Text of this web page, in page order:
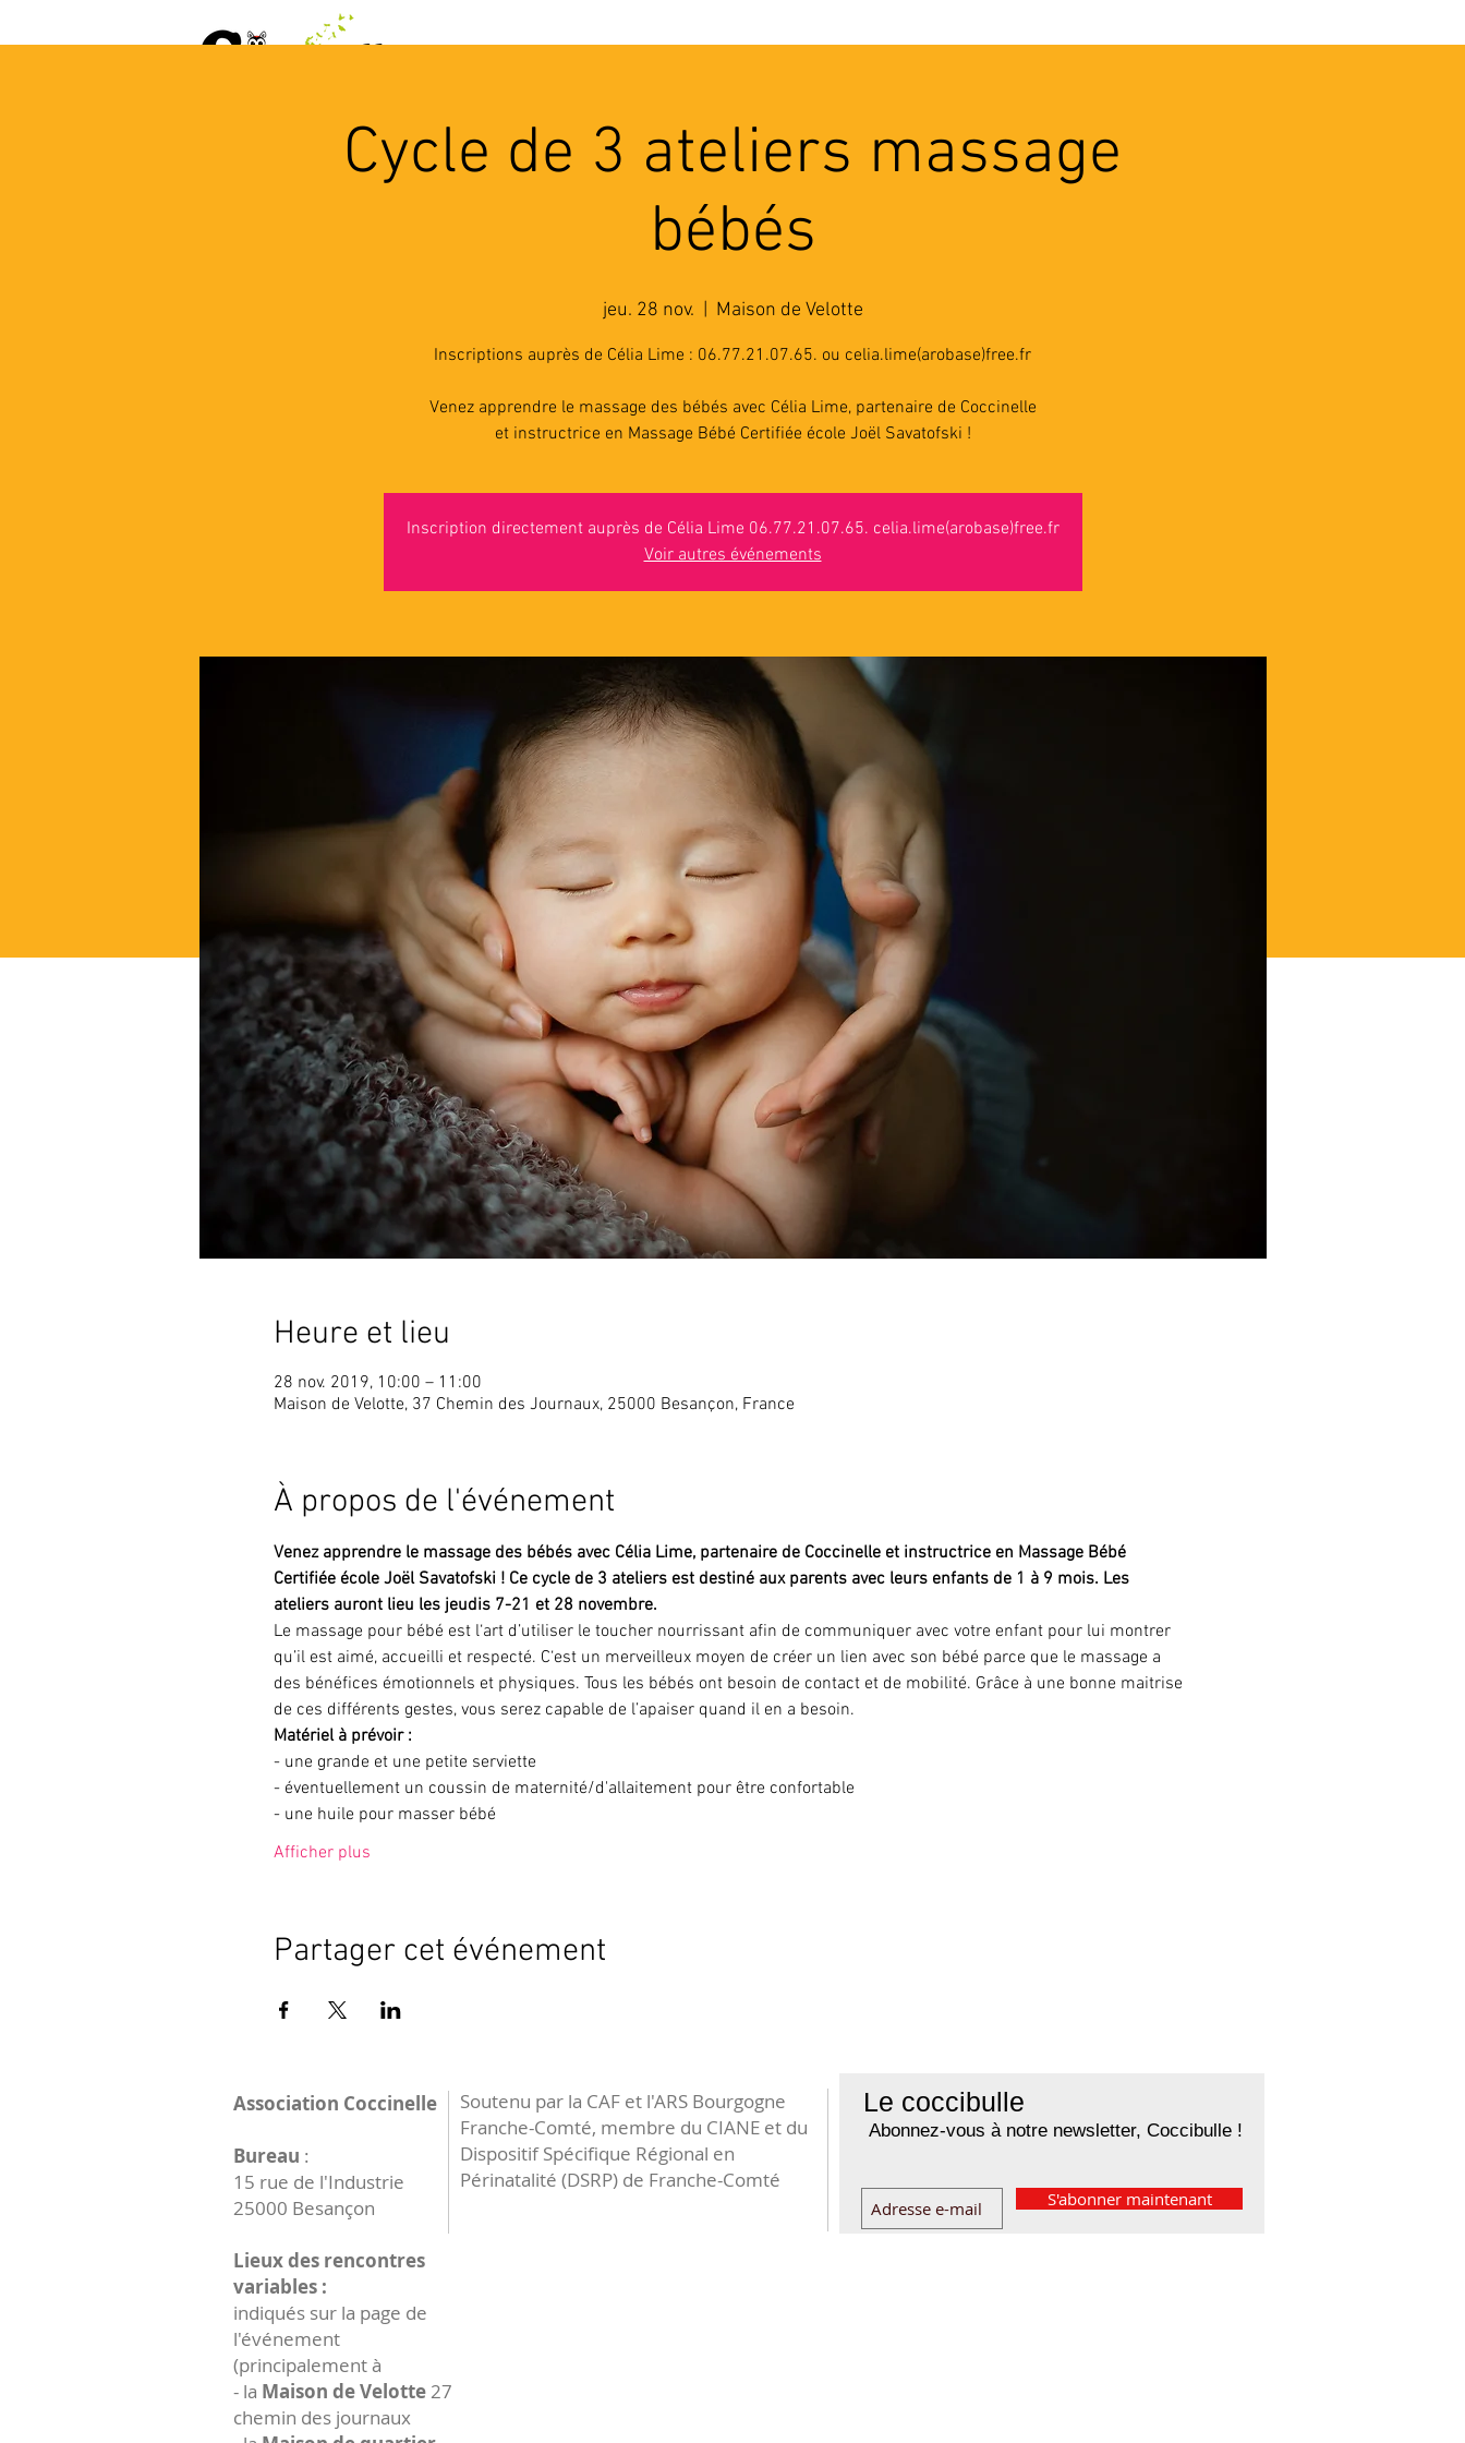
Cycle de 3 ateliers massage
bébés
jeu. 28 nov. Maison de Velotte
Inscriptions auprès de Célia Lime : 06.77.21.07.65. ou celia.lime(arobase)free.fr
Venez apprendre le massage des bébés avec Célia Lime, partenaire de Coccinelle
et instructrice en Massage Bébé Certifiée école Joël Savatofski !
Inscription directement auprès de Célia Lime 06.77.21.07.65. celia.lime(arobase)free.fr
Voir autres événements
Heure et lieu
28 nov. 2019, 10:00 – 11:00
Maison de Velotte, 37 Chemin des Journaux, 25000 Besançon, France
À propos de l'événement
Venez apprendre le massage des bébés avec Célia Lime, partenaire de Coccinelle et instructrice en Massage Bébé
Certifiée école Joël Savatofski ! Ce cycle de 3 ateliers est destiné aux parents avec leurs enfants de 1 à 9 mois. Les
ateliers auront lieu les jeudis 7-21 et 28 novembre.
Le massage pour bébé est l‘art d’utiliser le toucher nourrissant afin de communiquer avec votre enfant pour lui montrer
qu’il est aimé, accueilli et respecté. C‘est un merveilleux moyen de créer un lien avec son bébé parce que le massage a
des bénéfices émotionnels et physiques. Tous les bébés ont besoin de contact et de mobilité. Grâce à une bonne maitrise
de ces différents gestes, vous serez capable de l’apaiser quand il en a besoin.
Matériel à prévoir :
- une grande et une petite serviette
- éventuellement un coussin de maternité/d'allaitement pour être confortable
- une huile pour masser bébé
Afficher plus
Partager cet événement
Le coccibulle
Abonnez-vous à notre newsletter, Coccibulle !
S'abonner maintenant
Association Coccinelle
Bureau :
15 rue de l'Industrie
25000 Besançon
Lieux des rencontres
variables :
indiqués sur la page de
l'événement
(principalement à
- la Maison de Velotte27
chemin des journaux
Soutenu par la CAF et l'ARS Bourgogne
Franche-Comté, membre du CIANE et du
Dispositif Spécifique Régional en
Périnatalité (DSRP) de Franche-Comté